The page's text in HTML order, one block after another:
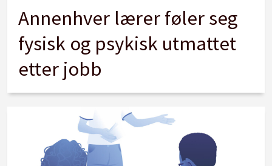
Annenhver lærer føler seg
fysisk og psykisk utmattet
etter jobb